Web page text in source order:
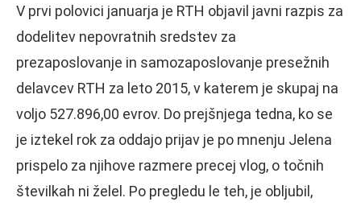
V prvi polovici januarja je RTH objavil javni razpis za
dodelitev nepovratnih sredstev za
prezaposlovanje in samozaposlovanje presežnih
delavcev RTH za leto 2015, v katerem je skupaj na
voljo 527.896,00 evrov. Do prejšnjega tedna, ko se
je iztekel rok za oddajo prijav je po mnenju Jelena
prispelo za njihove razmere precej vlog, o točnih
številkah ni želel. Po pregledu le teh, je obljubil,